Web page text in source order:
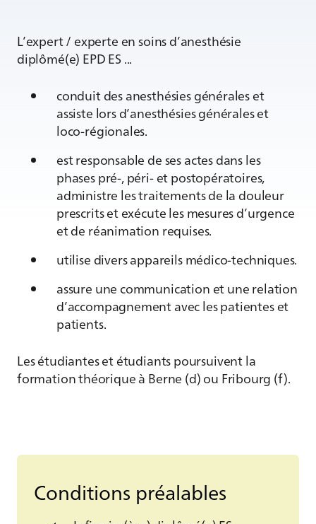
L’expert / experte en soins d’anesthésie
diplômé(e) EPD ES ...
conduit des anesthésies générales et
assiste lors d’anesthésies générales et
loco-régionales.
est responsable de ses actes dans les
phases pré-, péri- et postopératoires,
administre les traitements de la douleur
prescrits et exécute les mesures d’urgence
et de réanimation requises.
utilise divers appareils médico-techniques.
assure une communication et une relation
d’accompagnement avec les patientes et
patients.
Les étudiantes et étudiants poursuivent la
formation théorique à Berne (d) ou Fribourg (f).
Conditions préalables